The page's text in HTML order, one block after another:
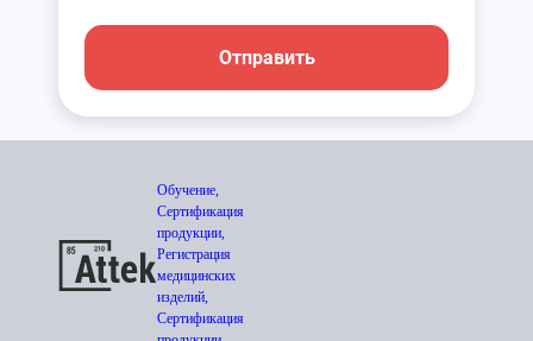
Отправить
Обучение,
Сертификация
продукции,
Регистрация
медицинских
изделий,
Сертификация